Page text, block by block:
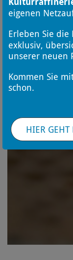
eigenen
Erleben Sie
exklusiv,
unserer neuen
Kommen Sie
schon.
HIER GEHT